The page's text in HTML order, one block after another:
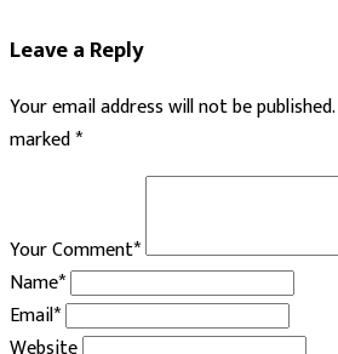
Leave a Reply
Your email address will not be published.
marked*
Your Comment*
Name*
Email*
Website